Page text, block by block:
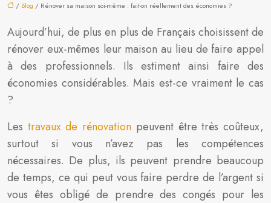
/ Blog / Rénover sa maison soi-même : fait-on réellement des économies ?
Aujourd’hui, de plus en plus de Français choisissent de
rénover eux-mêmes leur maison au lieu de faire appel
à des professionnels. Ils estiment ainsi faire des
économies considérables. Mais est-ce vraiment le cas
?
Les travaux de rénovation peuvent être très coûteux,
surtout si vous n’avez pas les compétences
nécessaires. De plus, ils peuvent prendre beaucoup
de temps, ce qui peut vous faire perdre de l’argent si
vous êtes obligé de prendre des congés pour les